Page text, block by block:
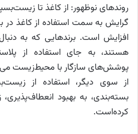
روندهای نوظهور: از کاغذ تا
گرایش به سمت استفاده از کاغذ در
افزایش است. برندهایی که به
هستند، به جای استفاده از
پوشش‌های سازگار با محیط‌زیست
از سوی دیگر، استفاده از
بسته‌بندی، به بهبود
کرده‌است.